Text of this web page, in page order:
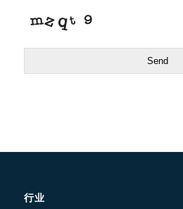
Send
行业